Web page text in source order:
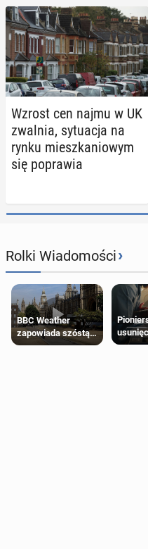
Wzrost cen najmu w UK
zwalnia, sy­tu­acja na
rynku miesz­ka­nio­wym
się po­pra­wia
Rolki Wiadomości›
BBC Weather
zapowiada szóstą
falę upałów w
wady